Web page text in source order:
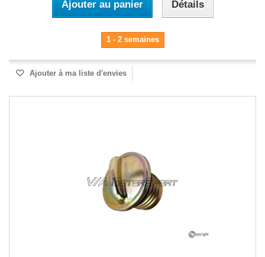
Ajouter au panier Détails
1 - 2 semaines
Ajouter à ma liste d'envies